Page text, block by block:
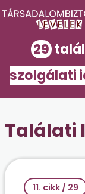
29
szolgálati
Találati
11. cikk / 29